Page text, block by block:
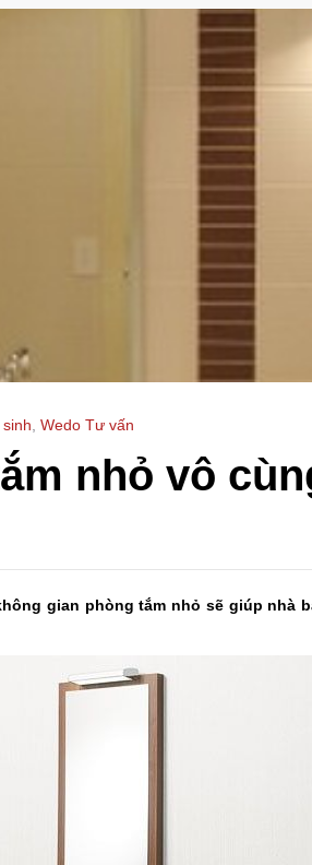
Wedo Tư vấn
nhỏ vô
gian phòng tắm nhỏ sẽ giúp nhà